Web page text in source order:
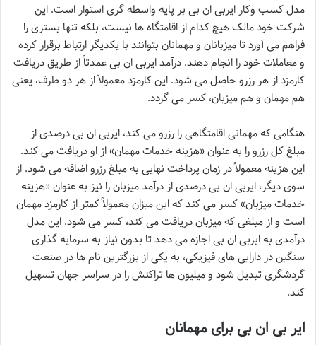
مدل کسب وکار ایربی ان بی بر پایه واسطه گری استوار است. این
شرکت خود مالک هیچ کدام از اقامتگاه ها نیست، بلکه تنها بستری را
فراهم می آورد تا میزبانان و مهمانان بتوانند با یکدیگر ارتباط برقرار کرده
و معاملات خود را انجام دهند. درآمد ایربی ان بی عمدتاً از طریق دریافت
کارمزد از هر رزرو حاصل می شود. این کارمزد معمولاً از هر دو طرف، یعنی
هم مهمان و هم میزبان، کسر می گردد.
هنگامی که مهمانی اقامتگاهی را رزرو می کند، ایربی ان بی درصدی از
مبلغ کل رزرو را به عنوان «هزینه خدمات مهمان» از او دریافت می کند.
این هزینه معمولاً در زمان پرداخت نهایی به مبلغ رزرو اضافه می شود. از
سوی دیگر، ایربی ان بی درصدی از درآمد میزبان را نیز به عنوان «هزینه
خدمات میزبان» کسر می کند که این میزان معمولاً کمتر از کارمزد مهمان
است و از مبلغی که میزبان دریافت می کند، کسر می شود. این مدل
درآمدی به ایربی ان بی اجازه می دهد تا بدون نیاز به سرمایه گذاری
سنگین در دارایی های فیزیکی، به یکی از بزرگترین نام ها در صنعت
گردشگری تبدیل شود و میلیون ها تراکنش را در سراسر جهان تسهیل
کند.
ایر بی ان بی برای مهمانان